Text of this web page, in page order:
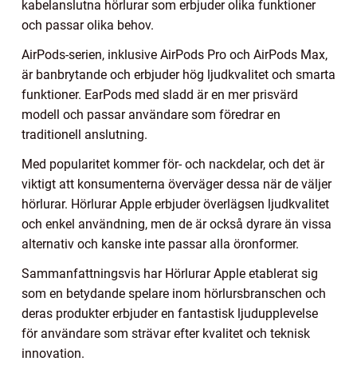
kabelanslutna hörlurar som erbjuder olika funktioner
och passar olika behov.
AirPods-serien, inklusive AirPods Pro och AirPods Max,
är banbrytande och erbjuder hög ljudkvalitet och smarta
funktioner. EarPods med sladd är en mer prisvärd
modell och passar användare som föredrar en
traditionell anslutning.
Med popularitet kommer för- och nackdelar, och det är
viktigt att konsumenterna överväger dessa när de väljer
hörlurar. Hörlurar Apple erbjuder överlägsen ljudkvalitet
och enkel användning, men de är också dyrare än vissa
alternativ och kanske inte passar alla öronformer.
Sammanfattningsvis har Hörlurar Apple etablerat sig
som en betydande spelare inom hörlursbranschen och
deras produkter erbjuder en fantastisk ljudupplevelse
för användare som strävar efter kvalitet och teknisk
innovation.